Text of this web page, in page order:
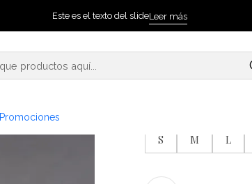
Promociones
Este es el texto del slideLeer más
Inicio Pijamas Pijama en satín lila
Pijama en
S M L